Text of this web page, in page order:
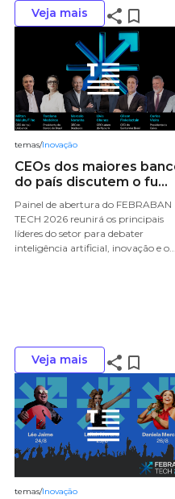
Veja mais share bookmark_border
temas/Inovação
CEOs dos maiores
do país discutem o fu...
Painel de abertura do FEBRABAN
TECH 2026 reunirá os principais
líderes do setor para debater
inteligência artificial, inovação e o...
Veja mais share bookmark_border
temas/Inovação